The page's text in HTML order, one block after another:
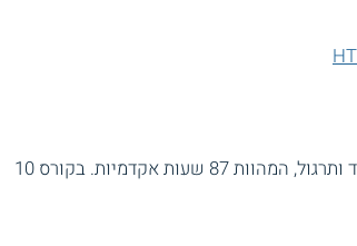
אורך הקורס כשלושה חודשים. הוא כולל 65 שעות לימוד ותרגול, המהוות 87 שעות אקדמיות. בקורס 10